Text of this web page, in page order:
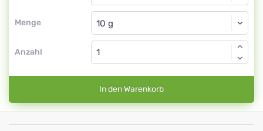
Menge
Globuli
Anzahl
In den Warenkorb